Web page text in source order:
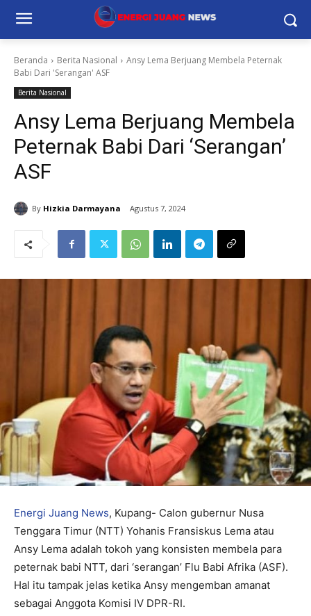
Beranda Berita Nasional
Ansy Lema Berjuang Membela Peternak
Babi Dari 'Serangan' ASF
Berita Nasional
Ansy Lema Berjuang Membela
Peternak Babi Dari ‘Serangan’
ASF
By Hizkia Darmayana Agustus 7, 2024
Energi Juang News, Kupang- Calon gubernur Nusa
Tenggara Timur (NTT) Yohanis Fransiskus Lema atau
Ansy Lema adalah tokoh yang konsisten membela para
peternak babi NTT, dari ‘serangan’ Flu Babi Afrika (ASF).
Hal itu tampak jelas ketika Ansy mengemban amanat
sebagai Anggota Komisi IV DPR-RI.